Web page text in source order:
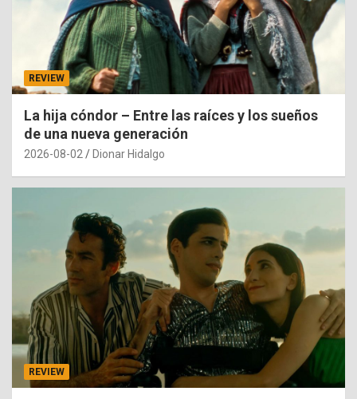
REVIEW
La hija cóndor – Entre las raíces y los sueños
de una nueva generación
2026-08-02 Dionar Hidalgo
REVIEW